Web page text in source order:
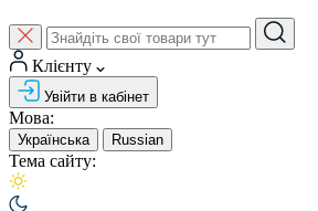
Клієнту
Увійти в кабінет
Мова:
Українська Russian
Тема сайту: